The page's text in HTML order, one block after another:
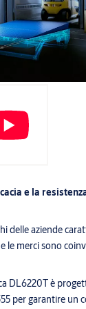
e la
delle aziende
le merci sono
DL6220T è
per garantire un